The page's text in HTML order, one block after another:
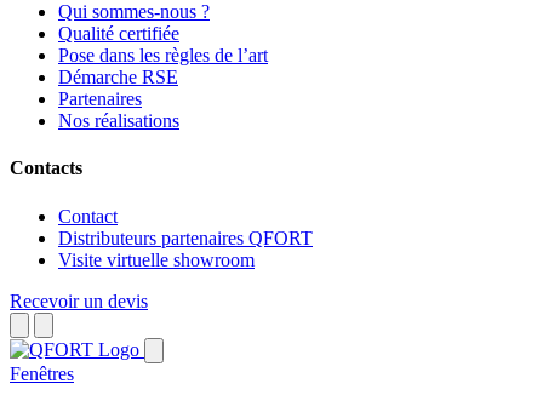
Qui sommes-nous ?
Qualité certifiée
Pose dans les règles de l’art
Démarche RSE
Partenaires
Nos réalisations
Contacts
Contact
Distributeurs partenaires QFORT
Visite virtuelle showroom
Recevoir un devis
Fenêtres